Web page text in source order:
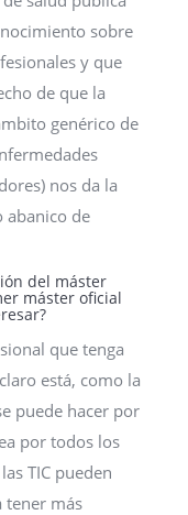
sobre
y que
de que la
genérico de
nos da la
abanico de
del máster
máster oficial
que tenga
está, como la
puede hacer por
por todos los
TIC pueden
tener más